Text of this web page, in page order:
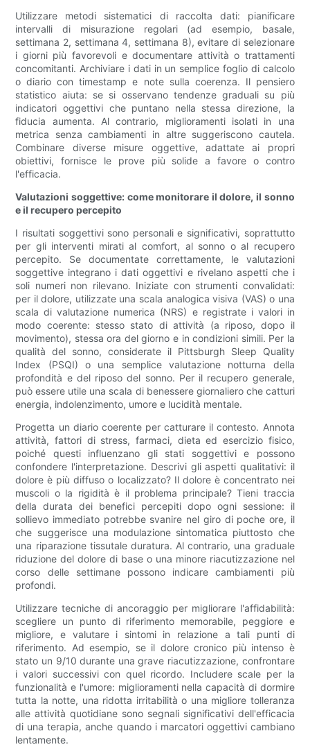
Utilizzare metodi sistematici di raccolta dati: pianificare
intervalli di misurazione regolari (ad esempio, basale,
settimana 2, settimana 4, settimana 8), evitare di selezionare
i giorni più favorevoli e documentare attività o trattamenti
concomitanti. Archiviare i dati in un semplice foglio di calcolo
o diario con timestamp e note sulla coerenza. Il pensiero
statistico aiuta: se si osservano tendenze graduali su più
indicatori oggettivi che puntano nella stessa direzione, la
fiducia aumenta. Al contrario, miglioramenti isolati in una
metrica senza cambiamenti in altre suggeriscono cautela.
Combinare diverse misure oggettive, adattate ai propri
obiettivi, fornisce le prove più solide a favore o contro
l'efficacia.
Valutazioni soggettive: come monitorare il dolore, il sonno
e il recupero percepito
I risultati soggettivi sono personali e significativi, soprattutto
per gli interventi mirati al comfort, al sonno o al recupero
percepito. Se documentate correttamente, le valutazioni
soggettive integrano i dati oggettivi e rivelano aspetti che i
soli numeri non rilevano. Iniziate con strumenti convalidati:
per il dolore, utilizzate una scala analogica visiva (VAS) o una
scala di valutazione numerica (NRS) e registrate i valori in
modo coerente: stesso stato di attività (a riposo, dopo il
movimento), stessa ora del giorno e in condizioni simili. Per la
qualità del sonno, considerate il Pittsburgh Sleep Quality
Index (PSQI) o una semplice valutazione notturna della
profondità e del riposo del sonno. Per il recupero generale,
può essere utile una scala di benessere giornaliero che catturi
energia, indolenzimento, umore e lucidità mentale.
Progetta un diario coerente per catturare il contesto. Annota
attività, fattori di stress, farmaci, dieta ed esercizio fisico,
poiché questi influenzano gli stati soggettivi e possono
confondere l'interpretazione. Descrivi gli aspetti qualitativi: il
dolore è più diffuso o localizzato? Il dolore è concentrato nei
muscoli o la rigidità è il problema principale? Tieni traccia
della durata dei benefici percepiti dopo ogni sessione: il
sollievo immediato potrebbe svanire nel giro di poche ore, il
che suggerisce una modulazione sintomatica piuttosto che
una riparazione tissutale duratura. Al contrario, una graduale
riduzione del dolore di base o una minore riacutizzazione nel
corso delle settimane possono indicare cambiamenti più
profondi.
Utilizzare tecniche di ancoraggio per migliorare l'affidabilità:
scegliere un punto di riferimento memorabile, peggiore e
migliore, e valutare i sintomi in relazione a tali punti di
riferimento. Ad esempio, se il dolore cronico più intenso è
stato un 9/10 durante una grave riacutizzazione, confrontare
i valori successivi con quel ricordo. Includere scale per la
funzionalità e l'umore: miglioramenti nella capacità di dormire
tutta la notte, una ridotta irritabilità o una migliore tolleranza
alle attività quotidiane sono segnali significativi dell'efficacia
di una terapia, anche quando i marcatori oggettivi cambiano
lentamente.